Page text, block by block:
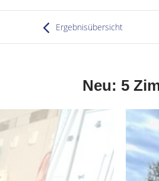
Ergebnisübersicht
Neu: 5